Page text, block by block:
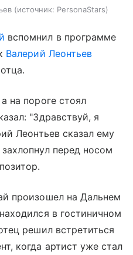
источник: PersonaStars
вспомнил в программе
Валерий Леонтьев
на пороге стоял
"Здравствуй, я
Леонтьев сказал ему
перед носом
произошел на Дальнем
в гостиничном
решил встретиться
когда артист уже стал